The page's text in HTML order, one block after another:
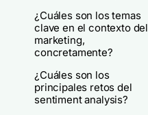
¿Cuáles son los temas
clave en el contexto del
marketing,
concretamente?
¿Cuáles son los
principales retos del
sentiment analysis?